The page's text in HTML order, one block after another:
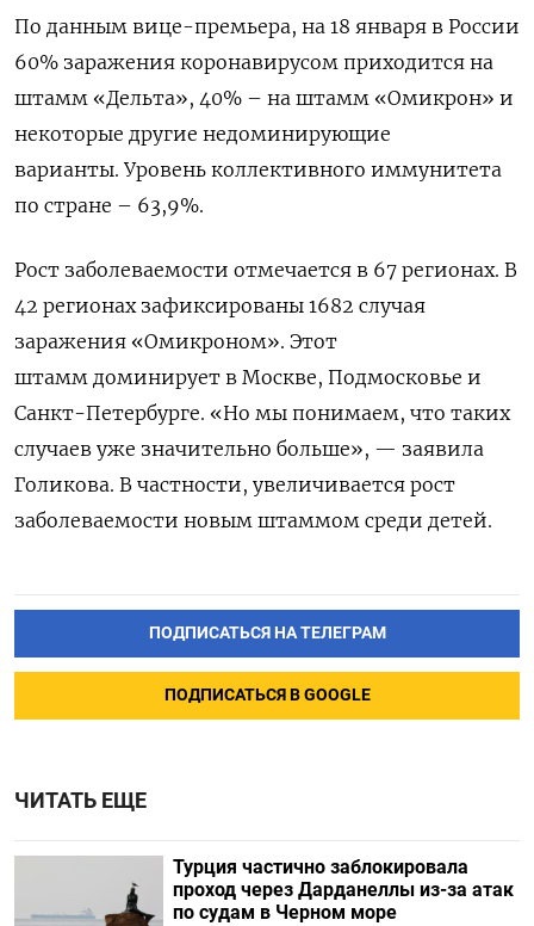
По данным вице-премьера, на 18 января в России
60% заражения коронавирусом приходится на
штамм «Дельта», 40% – на штамм «Омикрон» и
некоторые другие недоминирующие
варианты. Уровень коллективного иммунитета
по стране – 63,9%.
Рост заболеваемости отмечается в 67 регионах. В
42 регионах зафиксированы 1682 случая
заражения «Омикроном». Этот
штамм доминирует в Москве, Подмосковье и
Санкт-Петербурге. «Но мы понимаем, что таких
случаев уже значительно больше», — заявила
Голикова. В частности, увеличивается рост
заболеваемости новым штаммом среди детей.
ПОДПИСАТЬСЯ НА ТЕЛЕГРАМ
ПОДПИСАТЬСЯ В GOOGLE
ЧИТАТЬ ЕЩЕ
Турция частично заблокировала
проход через Дарданеллы из-за атак
по судам в Черном море